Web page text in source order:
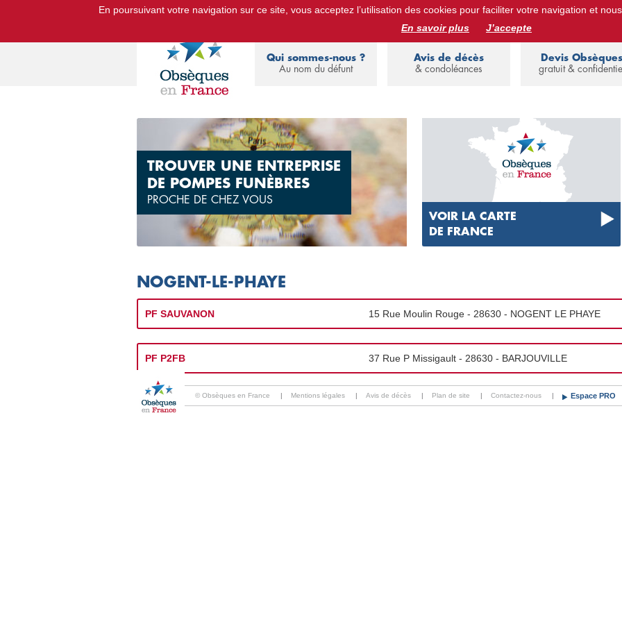
Le Portail d'Informations Obsèques :devis obsèques, assurance obsèques, avis de décès, annuaire de
Qui sommes-nous ?
Au nom du défunt
Avis de décès
& condoléances
Devis Obsèques
gratuit & confidentiel
TROUVER UNE ENTREPRISE
DE POMPES FUNÈBRES
PROCHE DE CHEZ VOUS
VOIR LA CARTE
DE FRANCE
NOGENT-LE-PHAYE
PF SAUVANON 15 Rue Moulin Rouge - 28630 - NOGENT LE PHAYE
PF P2FB 37 Rue P Missigault - 28630 - BARJOUVILLE
© Obsèques en France | Mentions légales | Avis de décès | Plan de site | Contactez-nous | Espace PRO
En poursuivant votre navigation sur ce site, vous acceptez l’utilisation des cookies pour faciliter votre navigation et
En savoir plus
J’accepte